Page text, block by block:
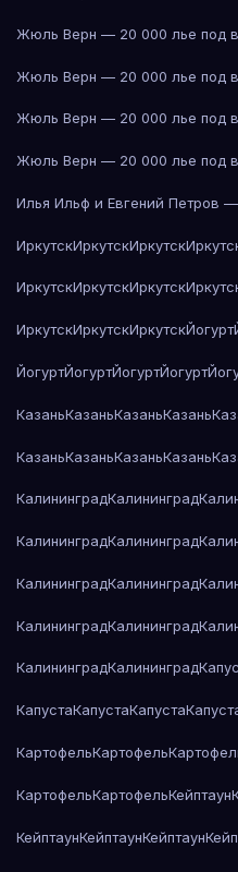
Жюль Верн — 20 000 лье под
Жюль Верн — 20 000 лье под
Жюль Верн — 20 000 лье под
Жюль Верн — 20 000 лье под
Илья Ильф и Евгений Петров
ИркутскИркутскИркутск
ИркутскИркутскИркутск
ИркутскИркутскИркутскЙогурт
ЙогуртЙогуртЙогуртЙогурт
КазаньКазаньКазаньКазань
КазаньКазаньКазаньКазань
КалининградКалининград
КалининградКалининград
КалининградКалининград
КалининградКалининград
КалининградКалининград
КапустаКапустаКапуста
КартофельКартофель
КартофельКартофельКейптаун
КейптаунКейптаунКейптаун